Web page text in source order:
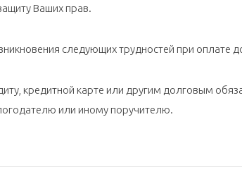
Ваших прав.
следующих трудностей при оплате
кредитной карте или другим долговым
или иному поручителю.